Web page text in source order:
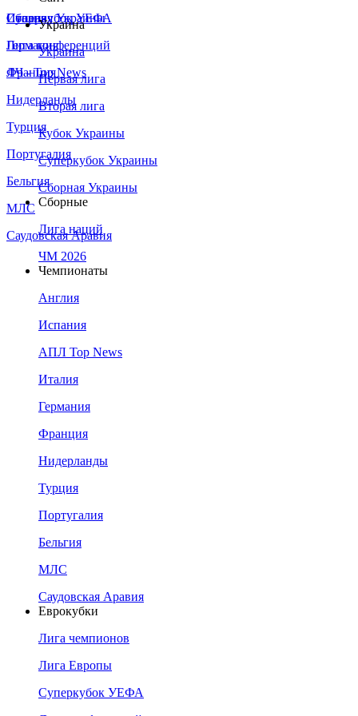
Сборная Украины
Италия
Германия
Франция
Нидерланды
Турция
Португалия
Бельгия
МЛС
Саудовская Аравия
Суперкубок УЕФА
Лига конференций
ЛЧ - Top News
Украина
Украина
Первая лига
Вторая лига
Кубок Украины
Суперкубок Украины
Сборная Украины
Сборные
Лига наций
ЧМ 2026
Чемпионаты
Англия
Испания
АПЛ Top News
Италия
Германия
Франция
Нидерланды
Турция
Португалия
Бельгия
МЛС
Саудовская Аравия
Еврокубки
Лига чемпионов
Лига Европы
Суперкубок УЕФА